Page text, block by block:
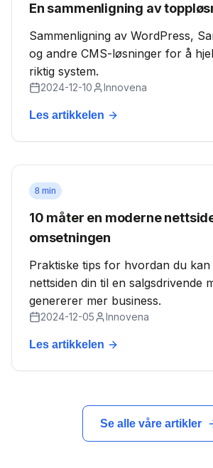
En sammenligning av
Sammenligning av WordPress,
og andre CMS-løsninger for å
riktig system.
2024-12-10 Innovena
Les artikkelen
8 min
10 måter en moderne
omsetningen
Praktiske tips for hvordan du kan
nettsiden din til en salgsdrivende
genererer mer business.
2024-12-05 Innovena
Les artikkelen
Se alle våre artikler